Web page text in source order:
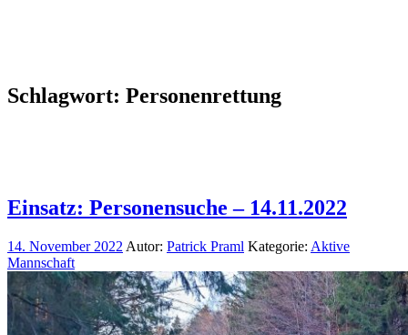
Schlagwort: Personenrettung
Einsatz: Personensuche – 14.11.2022
14. November 2022 Autor: Patrick Praml Kategorie: Aktive
Mannschaft